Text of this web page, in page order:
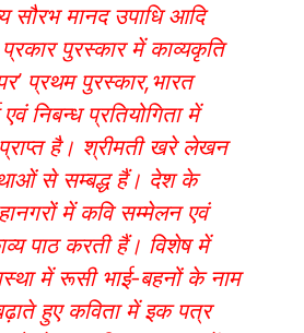
सौरभ मानद उपाधि आदि
पुरस्कार में काव्यकृति
प्रथम पुरस्कार,भारत
निबन्ध प्रतियोगिता में
है। श्रीमती खरे लेखन
से सम्बद्ध हैं। देश के
में कवि सम्मेलन एवं
पाठ करती हैं। विशेष में
में रूसी भाई-बहनों के नाम
हुए कविता में इक पत्र